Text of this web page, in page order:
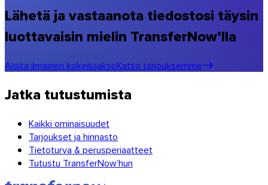
Lähetä ja vastaanota tiedostosi täysin
luottavaisin mielin TransferNow’lla
Aloita ilmainen kokeilujaksoKatso tarjouksemme
Jatka tutustumista
Kaikki ominaisuudet
Tarjoukset ja hinnasto
Tietoturva & perusperiaatteet
Tutustu TransferNow’hun